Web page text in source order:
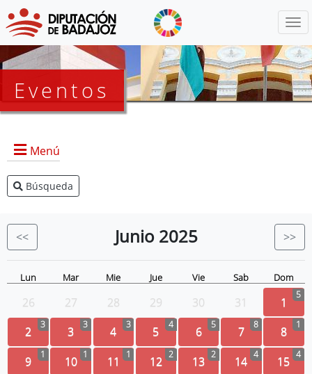
Eventos
Menú
Agenda Presidencia
Eventos
Búsqueda
<< Junio 2025 >>
Lun Mar Mie Jue Vie Sab Dom
26 27 28 29 30 31 1 5
2 3 3 3 4 3 5 4 6 5 7 8 8 1
9 1 10 1 11 1 12 2 13 2 14 4 15 4